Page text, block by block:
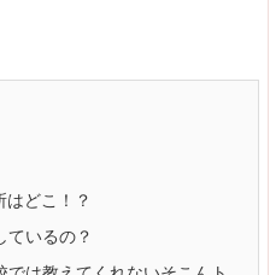
はどこ！？
ているの？